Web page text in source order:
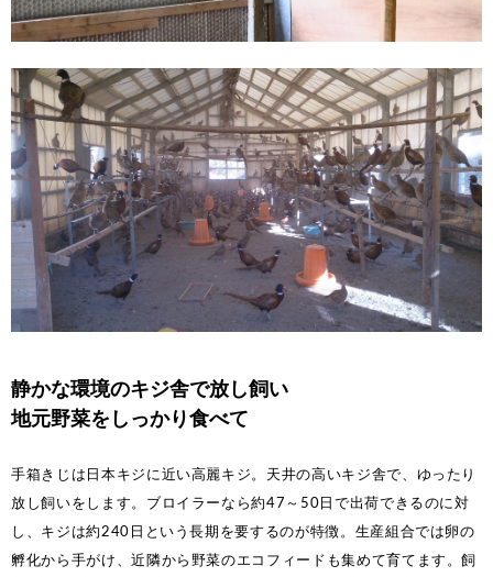
静かな環境のキジ舎で放し飼い
地元野菜をしっかり食べて
手箱きじは日本キジに近い高麗キジ。天井の高いキジ舎で、ゆったり
放し飼いをします。ブロイラーなら約47～50日で出荷できるのに対
し、キジは約240日という長期を要するのが特徴。生産組合では卵の
孵化から手がけ、近隣から野菜のエコフィードも集めて育てます。飼